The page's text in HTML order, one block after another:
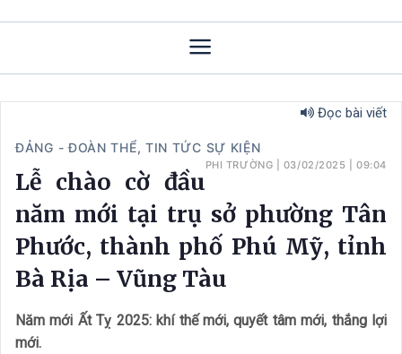
Đọc bài viết
ĐẢNG - ĐOÀN THỂ, TIN TỨC SỰ KIỆN
PHI TRƯỜNG 03/02/2025 |09:04
Lễ chào cờ đầu
năm mới tại trụ sở phường Tân
Phước, thành phố Phú Mỹ, tỉnh
Bà Rịa – Vũng Tàu
Năm mới Ất Tỵ 2025: khí thế mới, quyết tâm mới, thắng lợi
mới.